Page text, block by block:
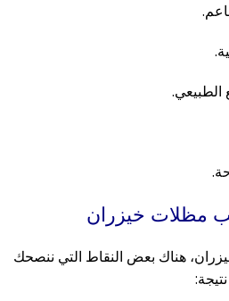
الطبيعي.
مظلات خيزران
هناك بعض النقاط التي ننصحك